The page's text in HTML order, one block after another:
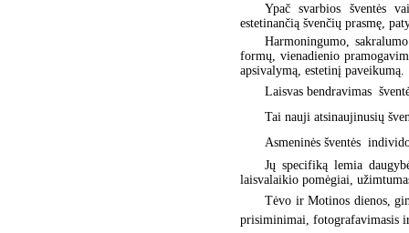
Ypač svarbios šventės
estetinančią švenčių prasmę,
Harmoningumo,
formų, vienadienio
apsivalymą, estetinį paveikumą.
Laisvas bendravimas 
Tai nauji atsinaujinusių
Asmeninės šventės 
Jų specifiką lemia
laisvalaikio pomėgiai,
Tėvo ir Motinos dienos,
prisiminimai, fotografavimasis